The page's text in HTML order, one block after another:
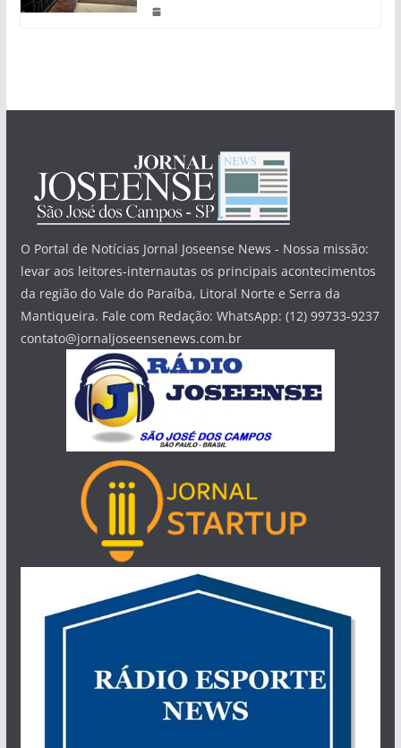
O Portal de Notícias Jornal Joseense News - Nossa missão:
levar aos leitores-internautas os principais acontecimentos
da região do Vale do Paraíba, Litoral Norte e Serra da
Mantiqueira. Fale com Redação: WhatsApp: (12) 99733-9237
contato@jornaljoseensenews.com.br